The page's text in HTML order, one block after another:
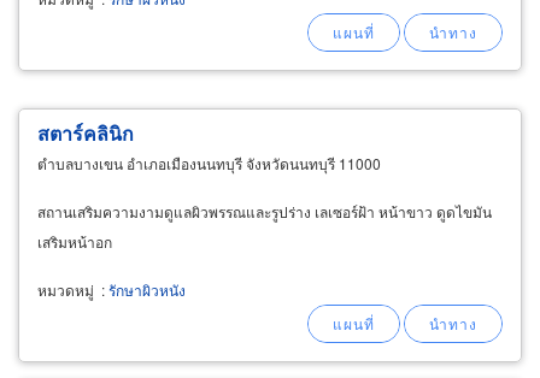
สตาร์คลินิก
ตำบลบางเขน อำเภอเมืองนนทบุรี จังหวัดนนทบุรี 11000
สถานเสริมความงามดูแลผิวพรรณและรูปร่าง เลเซอร์ฝ้า หน้าขาว ดูดไขมัน
เสริมหน้าอก
หมวดหมู่ :รักษาผิวหนัง